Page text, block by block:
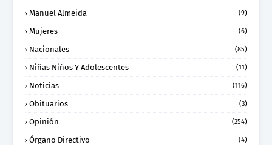
Manuel Almeida (9)
Mujeres (6)
Nacionales (85)
Niñas Niños Y Adolescentes (11)
Noticias (116)
Obituarios (3)
Opinión (254)
Órgano Directivo (4)